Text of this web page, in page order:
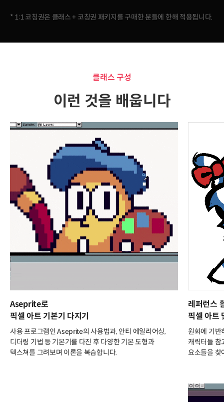
* 1:1 코칭권은 클래스 + 코칭권 패키지를 구매한 분들에 한해 적용됩니다.
클래스 구성
이런 것을 배웁니다
Aseprite로
픽셀 아트 기본기 다지기
사용 프로그램인 Aseprite의 사용법과, 안티 에일리어싱,
디더링 기법 등 기본기를 다진 후 다양한 기본 도형과
텍스쳐를 그려보며 이론을 복습합니다.
레퍼런스
픽셀 아트
원화에 기반
캐릭터들 참
요소들을 찾